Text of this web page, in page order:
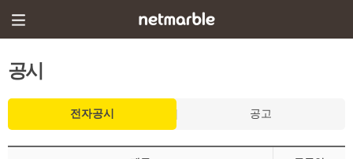
공시
전자공시 공고